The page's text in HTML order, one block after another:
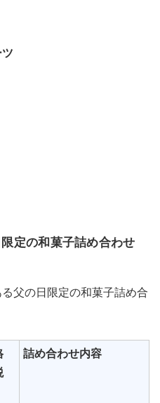
定の和菓子詰め合わせ
父の日限定の和菓子詰め合
詰め合わせ内容